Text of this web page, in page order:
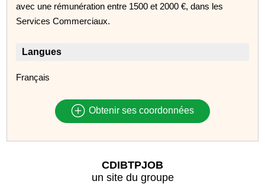
avec une rémunération entre 1500 et 2000 €, dans les
Services Commerciaux.
Langues
Français
Obtenir ses coordonnées
CDIBTPJOB
un site du groupe